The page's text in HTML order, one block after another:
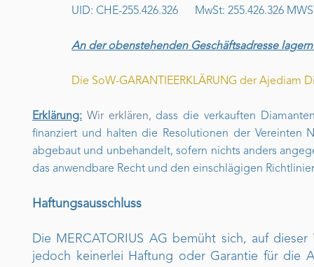
UID: CHE-255.426.326 MwSt: 255.426.326
An der obenstehenden Geschäftsadresse
Die SoW-GARANTIEERKLÄRUNG der Ajediam
Erklärung: Wir erklären, dass die verkauften
finanziert und halten die Resolutionen der Vereinten
abgebaut und unbehandelt, sofern nichts anders
das anwendbare Recht und den einschlägigen
Haftungsausschluss
Die MERCATORIUS AG bemüht sich, auf
jedoch keinerlei Haftung oder Garantie für die